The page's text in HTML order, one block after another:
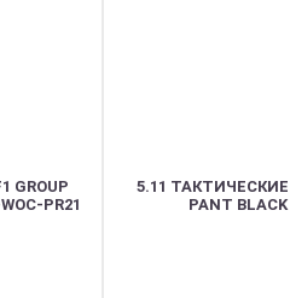
GROUP
PR21
5.11 ТАКТИЧЕСКИЕ
PANT